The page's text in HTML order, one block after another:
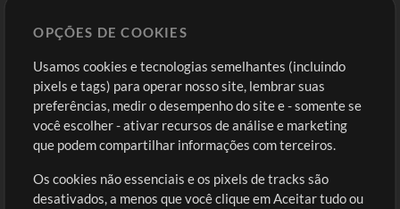
Comprar Créditos
Conteúdo Grátis
Solicite uma Música
Extras
Entre
Cadastre-se
Ir ao carrinho
OPÇÕES DE COOKIES
Usamos cookies e tecnologias semelhantes (incluindo
pixels e tags) para operar nosso site, lembrar suas
preferências, medir o desempenho do site e - somente se
você escolher - ativar recursos de análise e marketing
que podem compartilhar informações com terceiros.
Os cookies não essenciais e os pixels de tracks são
desativados, a menos que você clique em Aceitar tudo ou